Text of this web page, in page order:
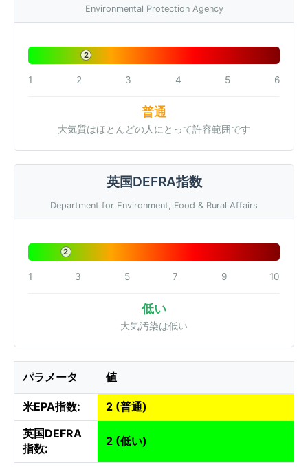
Environmental Protection Agency
2
1 2 3 4 5 6
普通
大気質はほとんどの人にとって許容範囲です
英国DEFRA指数
Department for Environment, Food & Rural Affairs
2
1 3 5 7 9 10
低い
大気汚染は低い
パラメータ 値
米EPA指数:
2 (普通)
英国DEFRA
指数:
2 (低い)